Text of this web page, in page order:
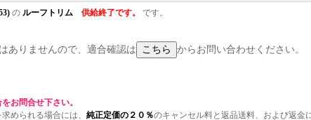
の ルーフトリム 供給終了です。
です。
ありませんので、適合確認は からお問い合わせください。
お問合せ下さい。
められる場合には、 純正定価の２０％のキャンセル料と返品送料、および返金